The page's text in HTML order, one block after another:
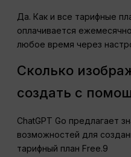
Да. Как и все тарифные
оплачивается
любое время через
Сколько
создать с
ChatGPT Go предлагает
возможностей для
тарифный план Free.9